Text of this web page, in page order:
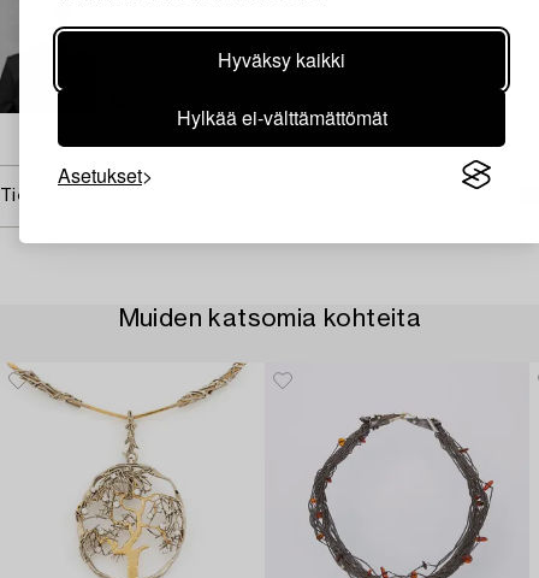
Hyväksy kaikki
Hylkää ei-välttämättömät
Asetukset
+46 (0)790 78 03 20
→ Kysyttyjä esineitä
Tietoa ostamisesta
Muiden katsomia kohteita